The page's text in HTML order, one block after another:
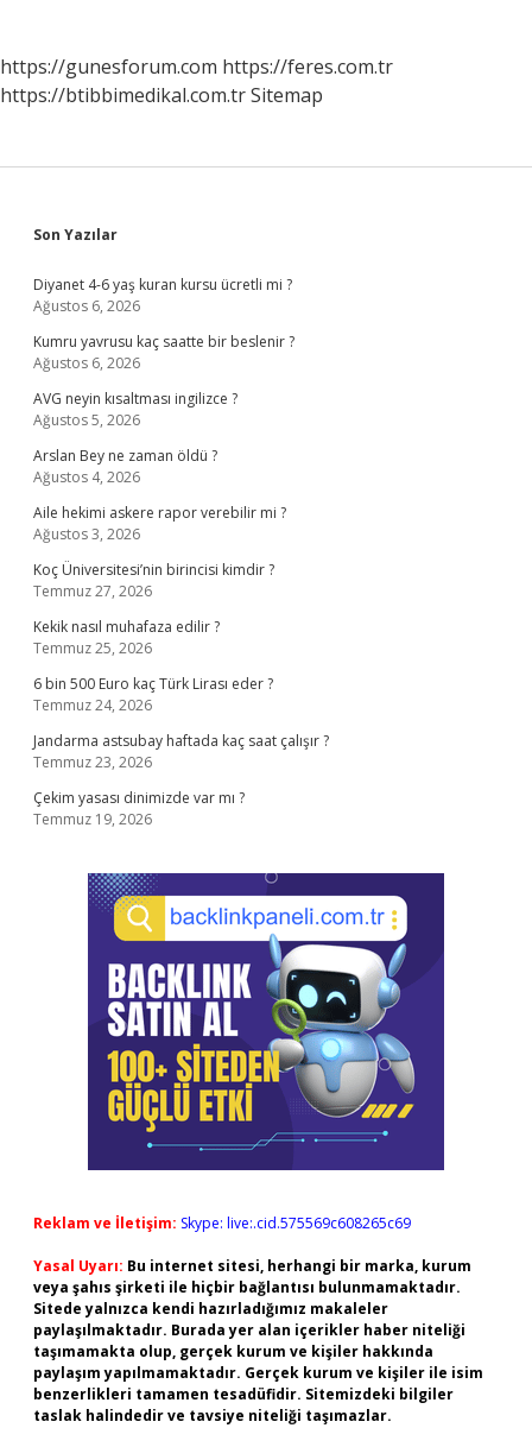
https://gunesforum.com https://feres.com.tr
https://btibbimedikal.com.trSitemap
Sidebar
Son Yazılar
Diyanet 4-6 yaş kuran kursu ücretli mi ?
Ağustos 6, 2026
Kumru yavrusu kaç saatte bir beslenir ?
Ağustos 6, 2026
AVG neyin kısaltması ingilizce ?
Ağustos 5, 2026
Arslan Bey ne zaman öldü ?
Ağustos 4, 2026
Aile hekimi askere rapor verebilir mi ?
Ağustos 3, 2026
Koç Üniversitesi’nin birincisi kimdir ?
Temmuz 27, 2026
Kekik nasıl muhafaza edilir ?
Temmuz 25, 2026
6 bin 500 Euro kaç Türk Lirası eder ?
Temmuz 24, 2026
Jandarma astsubay haftada kaç saat çalışır ?
Temmuz 23, 2026
Çekim yasası dinimizde var mı ?
Temmuz 19, 2026
Reklam ve İletişim: Skype: live:.cid.575569c608265c69
Yasal Uyarı: Bu internet sitesi, herhangi bir marka, kurum
veya şahıs şirketi ile hiçbir bağlantısı bulunmamaktadır.
Sitede yalnızca kendi hazırladığımız makaleler
paylaşılmaktadır. Burada yer alan içerikler haber niteliği
taşımamakta olup, gerçek kurum ve kişiler hakkında
paylaşım yapılmamaktadır. Gerçek kurum ve kişiler ile isim
benzerlikleri tamamen tesadüfidir. Sitemizdeki bilgiler
taslak halindedir ve tavsiye niteliği taşımazlar.